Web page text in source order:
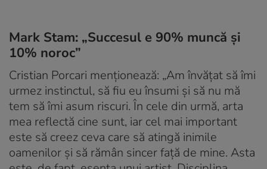
Mark Stam: „Succesul e 90% muncă și
10% noroc”
Cristian Porcari menționează: „Am învățat să îmi
urmez instinctul, să fiu eu însumi și să nu mă
tem să îmi asum riscuri. În cele din urmă, arta
mea reflectă cine sunt, iar cel mai important
este să creez ceva care să atingă inimile
oamenilor și să rămân sincer față de mine. Asta